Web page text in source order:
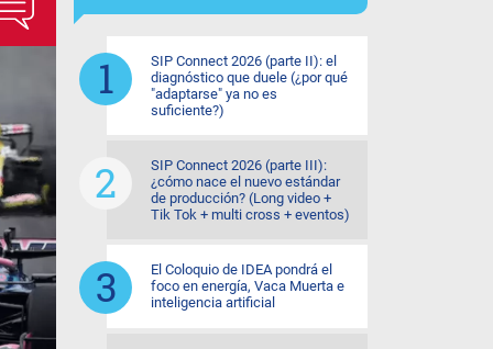
SIP Connect 2026 (parte II): el
diagnóstico que duele (¿por qué
"adaptarse" ya no es
suficiente?)
SIP Connect 2026 (parte III):
¿cómo nace el nuevo estándar
de producción? (Long video +
Tik Tok + multi cross + eventos)
El Coloquio de IDEA pondrá el
foco en energía, Vaca Muerta e
inteligencia artificial